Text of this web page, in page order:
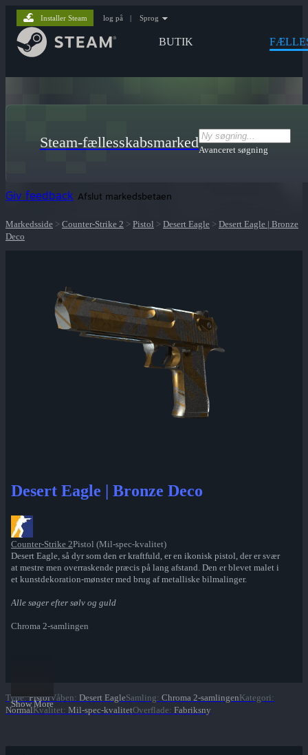
BUTIK
Installer Steam log på | Sprog
Steam-fællesskabsmarkedAvanceret søgning
Giv feedback Afslut markedsbetaen
Markedsside > Counter-Strike 2 > Pistol > Desert Eagle > Desert Eagle | Bronze
Deco
Desert Eagle | Bronze Deco
Counter-Strike 2Pistol (Mil-spec-kvalitet)
Desert Eagle, så dyr som den er kraftfuld, er en ikonisk pistol, der er svær
at mestre men overraskende præcis på lang afstand. Den er blevet malet i
et kunstdekoration-mønster med brug af metalliske bilmalinger.
Alle søger efter sølv og guld
Chroma 2-samlingen
Show More
Type: PistolVåben: Desert EagleSamling: Chroma 2-samlingenKategori:
Normal Kvalitet: Mil-spec-kvalitetOverflade: Fabriksny